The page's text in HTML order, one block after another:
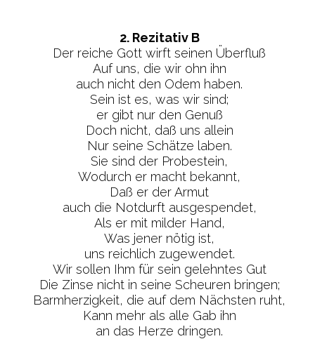
2. Rezitativ B
Der reiche Gott wirft seinen Überfluß
Auf uns, die wir ohn ihn
auch nicht den Odem haben.
Sein ist es, was wir sind;
er gibt nur den Genuß
Doch nicht, daß uns allein
Nur seine Schätze laben.
Sie sind der Probestein,
Wodurch er macht bekannt,
Daß er der Armut
auch die Notdurft ausgespendet,
Als er mit milder Hand,
Was jener nötig ist,
uns reichlich zugewendet.
Wir sollen Ihm für sein gelehntes Gut
Die Zinse nicht in seine Scheuren bringen;
Barmherzigkeit, die auf dem Nächsten ruht,
Kann mehr als alle Gab ihn
an das Herze dringen.